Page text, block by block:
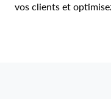
vos clients et